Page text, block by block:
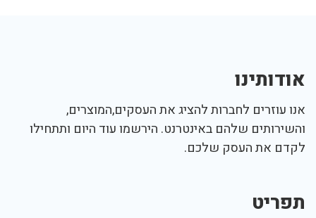
אודותינו
אנו עוזרים לחברות להציג את העסקים,המוצרים,
והשירותים שלהם באינטרנט. הירשמו עוד היום ותתחילו
לקדם את העסק שלכם.
תפריט